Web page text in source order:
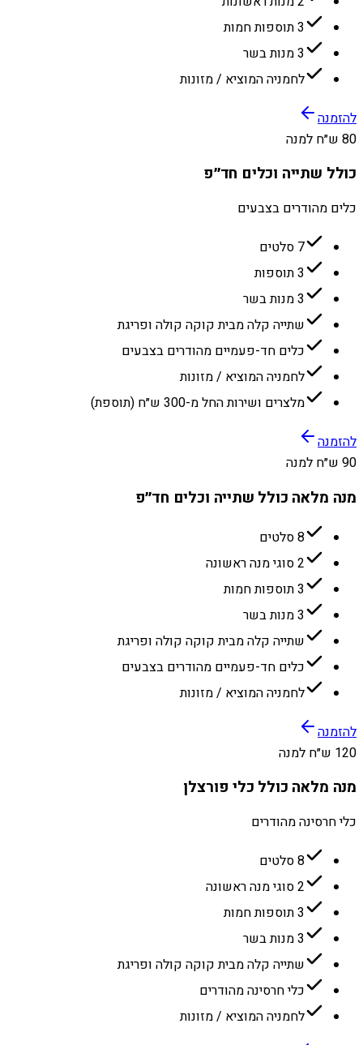
3 תוספות חמות
3 מנות בשר
לחמניה המוציא / מזונות
להזמנה
80 ש״ח למנה
כולל שתייה וכלים חד״פ
כלים מהודרים בצבעים
7 סלטים
3 תוספות
3 מנות בשר
שתייה קלה מבית קוקה קולה ופריגת
כלים חד-פעמיים מהודרים בצבעים
לחמניה המוציא / מזונות
מלצרים ושירות החל מ-300 ש״ח (תוספת)
להזמנה
90 ש״ח למנה
מנה מלאה כולל שתייה וכלים חד״פ
8 סלטים
2 סוגי מנה ראשונה
3 תוספות חמות
3 מנות בשר
שתייה קלה מבית קוקה קולה ופריגת
כלים חד-פעמיים מהודרים בצבעים
לחמניה המוציא / מזונות
להזמנה
120 ש״ח למנה
מנה מלאה כולל כלי פורצלן
כלי חרסינה מהודרים
8 סלטים
2 סוגי מנה ראשונה
3 תוספות חמות
3 מנות בשר
שתייה קלה מבית קוקה קולה ופריגת
כלי חרסינה מהודרים
לחמניה המוציא / מזונות